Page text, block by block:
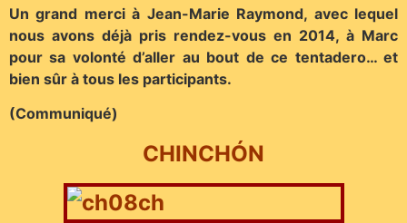
Un grand merci à Jean-Marie Raymond, avec lequel
nous avons déjà pris rendez-vous en 2014, à Marc
pour sa volonté d’aller au bout de ce tentadero… et
bien sûr à tous les participants.
(Communiqué)
CHINCHÓN